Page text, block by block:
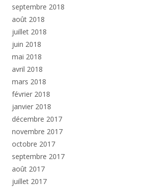
septembre 2018
août 2018
juillet 2018
juin 2018
mai 2018
avril 2018
mars 2018
février 2018
janvier 2018
décembre 2017
novembre 2017
octobre 2017
septembre 2017
août 2017
juillet 2017